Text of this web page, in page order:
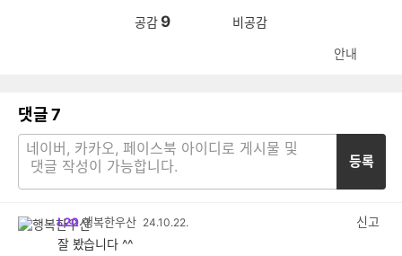
공감 9 비공감
안내
댓글7
등록
L20 행복한우산 24.10.22.
신고
잘 봤습니다 ^^